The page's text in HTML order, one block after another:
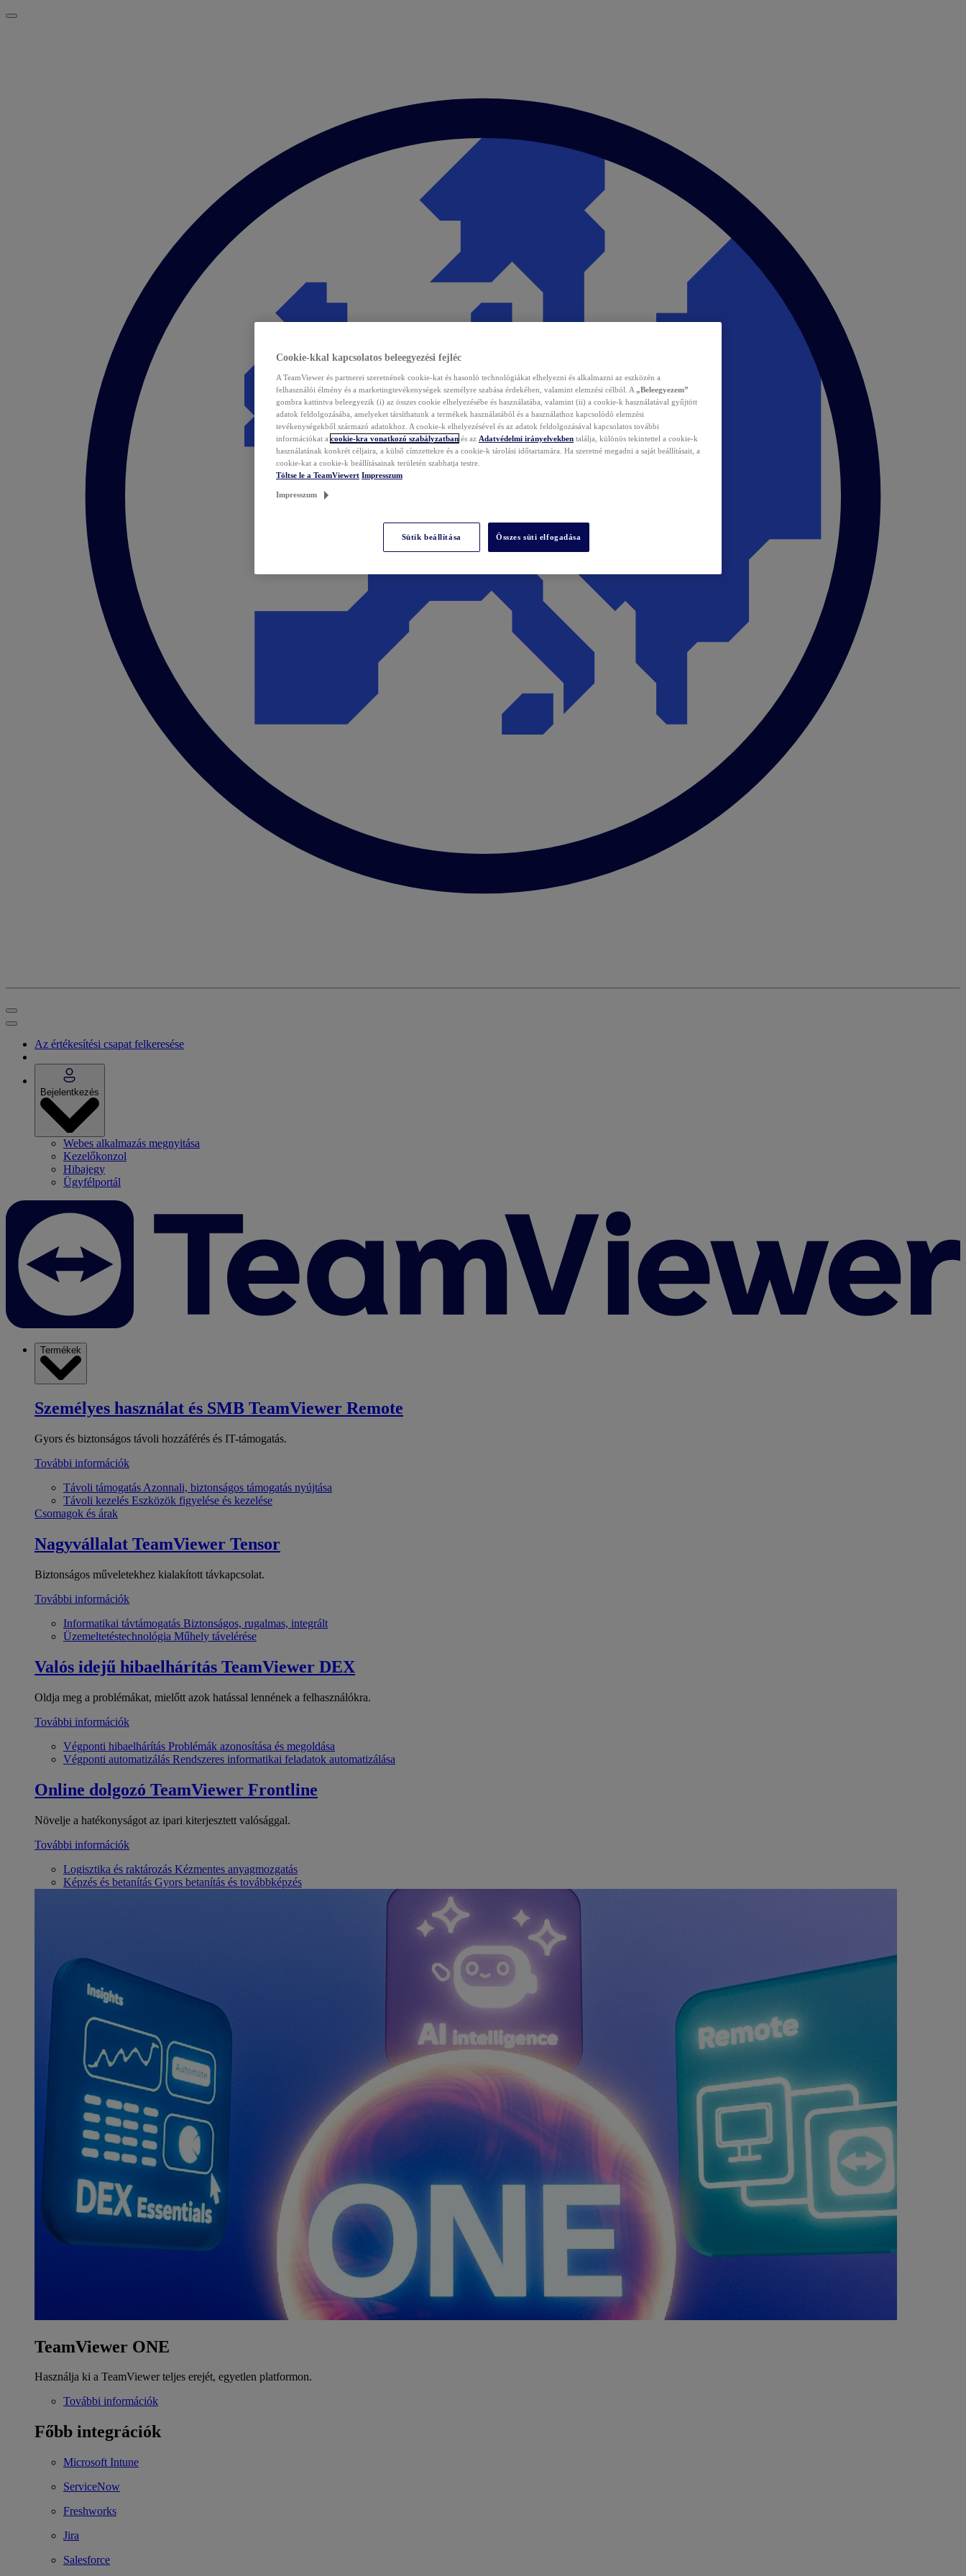
Az értékesítési csapat felkeresése
Bejelentkezés
Webes alkalmazás megnyitása
Kezelőkonzol
Hibajegy
Ügyfélportál
Termékek
Személyes használat és SMB TeamViewer Remote
Gyors és biztonságos távoli hozzáférés és IT-támogatás.
További információk
Távoli támogatás Azonnali, biztonságos támogatás nyújtása
Távoli kezelés Eszközök figyelése és kezelése
Csomagok és árak
Nagyvállalat TeamViewer Tensor
Biztonságos műveletekhez kialakított távkapcsolat.
További információk
Informatikai távtámogatás Biztonságos, rugalmas, integrált
Üzemeltetéstechnológia Műhely távelérése
Valós idejű hibaelhárítás TeamViewer DEX
Oldja meg a problémákat, mielőtt azok hatással lennének a felhasználókra.
További információk
Végponti hibaelhárítás Problémák azonosítása és megoldása
Végponti automatizálás Rendszeres informatikai feladatok automatizálása
Online dolgozó TeamViewer Frontline
Növelje a hatékonyságot az ipari kiterjesztett valósággal.
További információk
Logisztika és raktározás Kézmentes anyagmozgatás
Képzés és betanítás Gyors betanítás és továbbképzés
TeamViewer ONE
Használja ki a TeamViewer teljes erejét, egyetlen platformon.
További információk
Főbb integrációk
Microsoft Intune
ServiceNow
Freshworks
Jira
Salesforce
Cookie-kkal kapcsolatos beleegyezési fejléc
A TeamViewer és partnerei szeretnének cookie-kat és hasonló technológiákat elhelyezni és alkalmazni az eszközén a
felhasználói élmény és a marketingtevékenységek személyre szabása érdekében, valamint elemzési célból. A „Beleegyezem”
gombra kattintva beleegyezik (i) az összes cookie elhelyezésébe és használatába, valamint (ii) a cookie-k használatával gyűjtött
adatok feldolgozásába, amelyeket társíthatunk a termékek használatából és a használathoz kapcsolódó elemzési
tevékenységekből származó adatokhoz. A cookie-k elhelyezésével és az adatok feldolgozásával kapcsolatos további
információkat a cookie-kra vonatkozó szabályzatban és az Adatvédelmi irányelvekben találja, különös tekintettel a cookie-k
használatának konkrét céljaira, a külső címzettekre és a cookie-k tárolási időtartamára. Ha szeretné megadni a saját beállításait, a
cookie-kat a cookie-k beállításainak területén szabhatja testre.
Töltse le a TeamViewert Impresszum
Impresszum
Sütik beállítása Összes süti elfogadása